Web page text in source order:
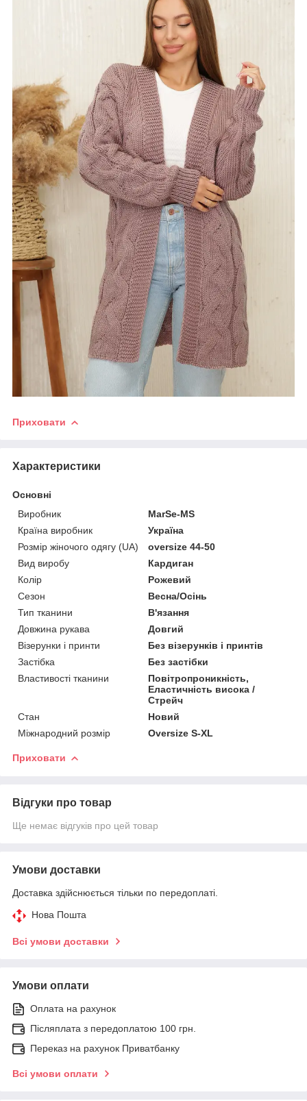
Приховати
Характеристики
Основні
Виробник
MarSe-MS
Країна виробник
Україна
Розмір жіночого одягу (UA)
oversize 44-50
Вид виробу
Кардиган
Колір
Рожевий
Сезон
Весна/Осінь
Тип тканини
В'язання
Довжина рукава
Довгий
Візерунки і принти
Без візерунків і принтів
Застібка
Без застібки
Властивості тканини
Повітропроникність,
Еластичність висока /
Стрейч
Стан
Новий
Міжнародний розмір
Oversize S-XL
Приховати
Відгуки про товар
Ще немає відгуків про цей товар
Умови доставки
Доставка здійснюється тільки по передоплаті.
Нова Пошта
Всі умови доставки
Умови оплати
Оплата на рахунок
Післяплата з передоплатою 100 грн.
Переказ на рахунок Приватбанку
Всі умови оплати